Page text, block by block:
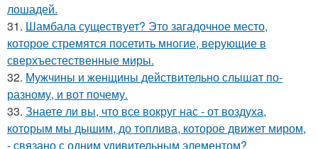
лошадей.
31. Шамбала существует? Это загадочное место,
которое стремятся посетить многие, верующие в
сверхъестественные миры.
32. Мужчины и женщины действительно слышат по-
разному, и вот почему.
33. Знаете ли вы, что все вокруг нас - от воздуха,
которым мы дышим, до топлива, которое движет миром,
- связано с одним удивительным элементом?